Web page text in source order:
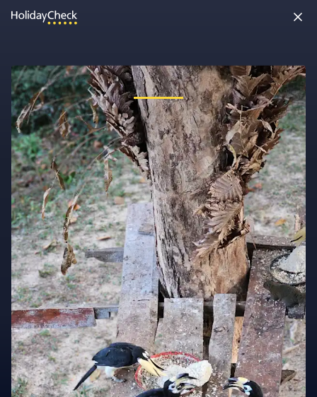
Oh nein, etwas ist schiefgelaufen!
Vielleicht wurde die Seite umbenannt oder sie ist gerade nicht
erreichbar. Tippe bitte die Adresse noch einmal ein oder ruf uns
kostenlos an unter0891 437 9100.
Seite neu laden